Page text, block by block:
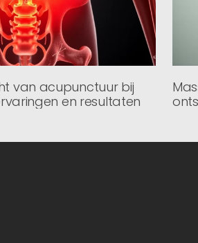
van acupunctuur bij
en resultaten